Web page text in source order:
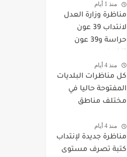
إطارات
منذ 1 أيام
مناظرة وزارة العدل
لانتداب 39 عون
حراسة و39 عون
منذ 4 أيام
كل مناظرات البلديات
المفتوحة حاليا في
مختلف مناطق
منذ 4 أيام
مناظرة جديدة لإنتداب
كتبة تصرف مستوى